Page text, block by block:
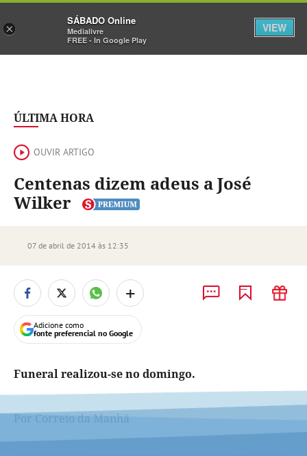
Sábado Assine Iniciar Sessão
ÚLTIMA HORA
OUVIR ARTIGO
Centenas dizem adeus a José
Wilker
07 de abril de 2014 às 12:35
+
Adicione como
fonte preferencial no Google
Funeral realizou-se no domingo.
Por Correio da Manhã
×
SÁBADO Online
Medialivre
FREE - In Google Play
VIEW